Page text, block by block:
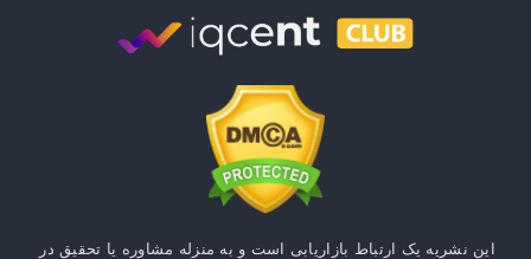
این نشریه یک ارتباط بازاریابی است و به منزله مشاوره یا تحقیق در